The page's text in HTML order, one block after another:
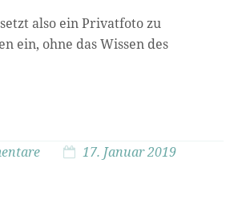
also ein Privatfoto zu
ein, ohne das Wissen des
17. Januar 2019